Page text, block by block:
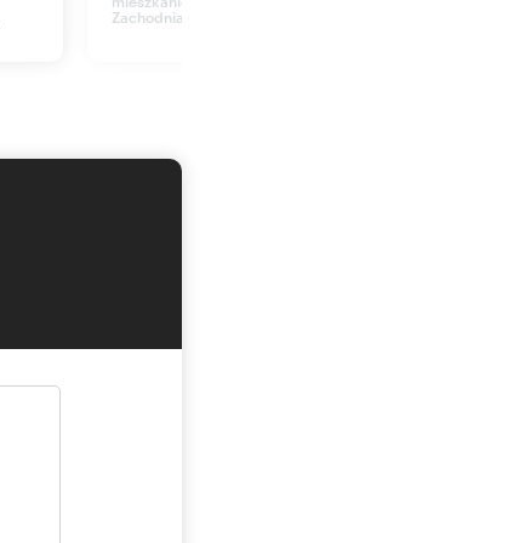
Zachodnia